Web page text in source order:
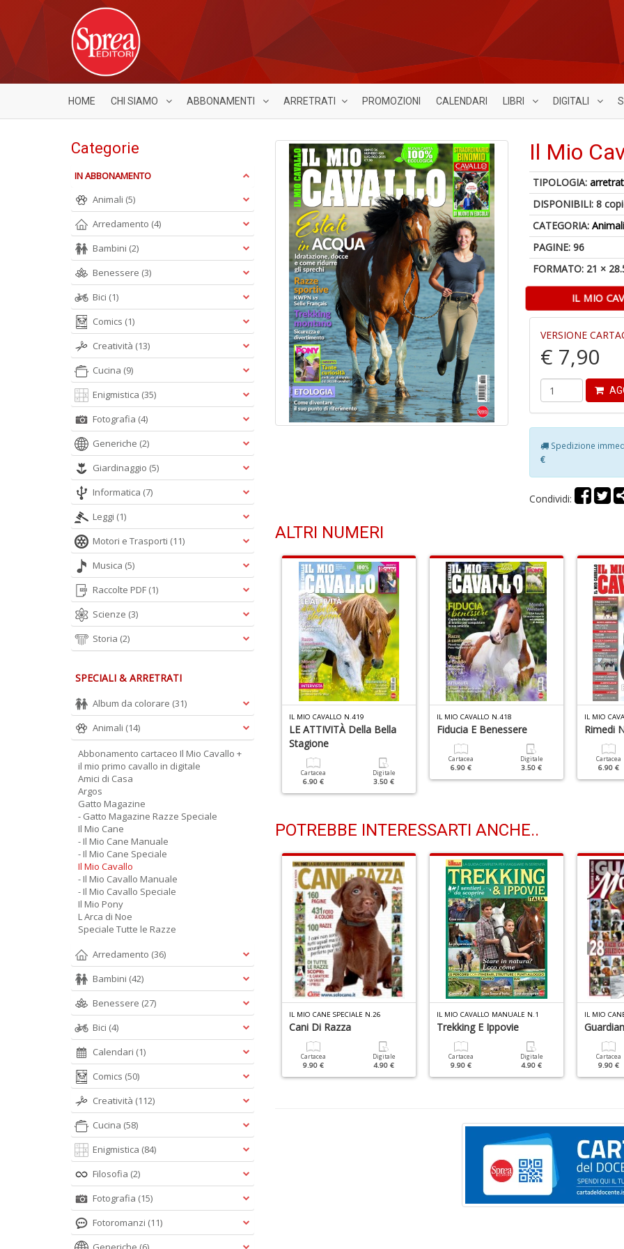
HOME CHI SIAMO ABBONAMENTI ARRETRATI PROMOZIONI CALENDARI LIBRI DIGITALI
Il Mio
TIPOLOGIA:
DISPONIBILI:8
CATEGORIA:
PAGINE: 96
FORMATO: 21 ×
IL MIO
VERSIONE
€ 7,90
Spedizione
€
Condividi:
ALTRI NUMERI
Arabo
Digitale
2.90 €
IL MIO CAVALLO N.405
Conosci Il Tuo Cavallo?
Fai Il Test
IL MIO CAVALLO N.419
LE ATTIVITÀ Della Bella
Stagione
Cartacea
6.90 €
Digitale
3.50 €
IL MIO CAVALLO N.418
Fiducia E Benessere
Cartacea
6.90 €
Digitale
3.50 €
IL MIO
Rimedi
Cartacea
6.90 €
POTREBBE INTERESSARTI ANCHE..
TUTTE LE RAZZE N.15
Digitale
4.90 €
IL MIO CANE SPECIALE N.25
9.90 €
Digitale
4.90 €
IL MIO CANE SPECIALE N.26
Cani Di Razza
Cartacea
9.90 €
Digitale
4.90 €
IL MIO CAVALLO MANUALE N.1
Trekking E Ippovie
Cartacea
9.90 €
Digitale
4.90 €
IL MIO
Cartacea
9.90 €
Categorie
IN ABBONAMENTO
Animali (5)
Arredamento (4)
Bambini (2)
Benessere (3)
Bici (1)
Comics (1)
Creatività (13)
Cucina (9)
Enigmistica (35)
Fotografia (4)
Generiche (2)
Giardinaggio (5)
Informatica (7)
Leggi (1)
Motori e Trasporti (11)
Musica (5)
Raccolte PDF (1)
Scienze (3)
Storia (2)
SPECIALI & ARRETRATI
Album da colorare (31)
Animali (14)
Abbonamento cartaceo Il Mio Cavallo +
il mio primo cavallo in digitale
Amici di Casa
Argos
Gatto Magazine
- Gatto Magazine Razze Speciale
Il Mio Cane
- Il Mio Cane Manuale
- Il Mio Cane Speciale
Il Mio Cavallo
- Il Mio Cavallo Manuale
- Il Mio Cavallo Speciale
Il Mio Pony
L Arca di Noe
Speciale Tutte le Razze
Arredamento (36)
Bambini (42)
Benessere (27)
Bici (4)
Calendari (1)
Comics (50)
Creatività (112)
Cucina (58)
Enigmistica (84)
Filosofia (2)
Fotografia (15)
Fotoromanzi (11)